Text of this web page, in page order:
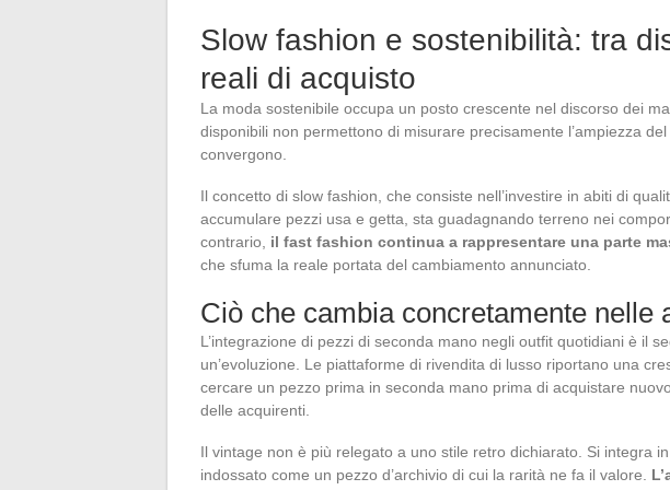
Slow fashion e sostenibilità: tra
reali di acquisto
La moda sostenibile occupa un posto crescente nel discorso dei
disponibili non permettono di misurare precisamente l’ampiezza
convergono.
Il concetto di slow fashion, che consiste nell’investire in abiti di
accumulare pezzi usa e getta, sta guadagnando terreno nei
contrario, il fast fashion continua a rappresentare una parte
che sfuma la reale portata del cambiamento annunciato.
Ciò che cambia concretamente nelle
L’integrazione di pezzi di seconda mano negli outfit quotidiani è il
un’evoluzione. Le piattaforme di rivendita di lusso riportano una
cercare un pezzo prima in seconda mano prima di acquistare
delle acquirenti.
Il vintage non è più relegato a uno stile retro dichiarato. Si integra
indossato come un pezzo d’archivio di cui la rarità ne fa il valore.